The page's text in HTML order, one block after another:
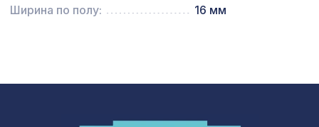
Ширина по полу: 16 мм